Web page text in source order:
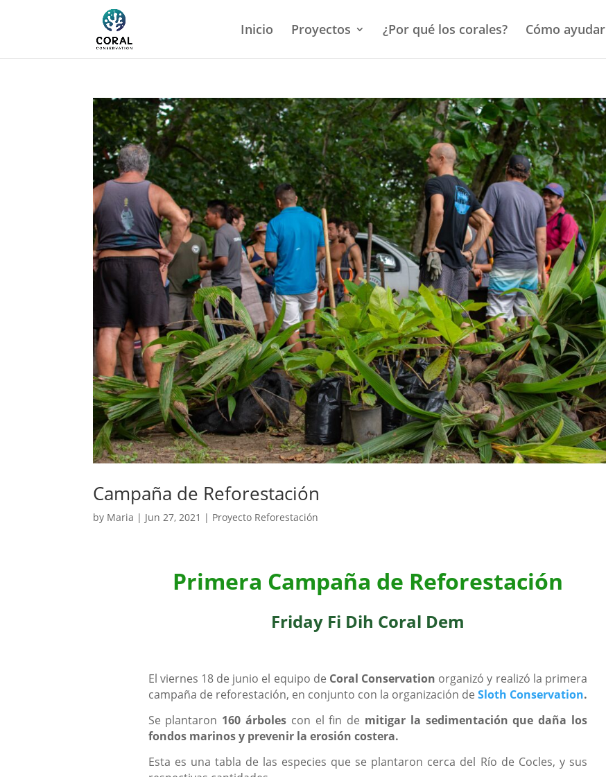
Inicio Proyectos ¿Por qué los corales? Cómo ayudar
Campaña de Reforestación
by Maria | Jun 27, 2021 | Proyecto Reforestación
Primera Campaña de Reforestación
Friday Fi Dih Coral Dem
El viernes 18 de junio el equipo de Coral Conservation organizó y realizó la primera
campaña de reforestación, en conjunto con la organización de Sloth Conservation.
Se plantaron 160 árbolescon el fin de mitigar la sedimentación que daña los
fondos marinos y prevenir la erosión costera.
Esta es una tabla de las especies que se plantaron cerca del Río de Cocles, y sus